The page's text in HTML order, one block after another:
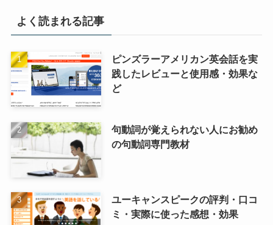
よく読まれる記事
ピンズラーアメリカン英会話を実
践したレビューと使用感・効果な
ど
句動詞が覚えられない人にお勧め
の句動詞専門教材
ユーキャンスピークの評判・口コ
ミ・実際に使った感想・効果